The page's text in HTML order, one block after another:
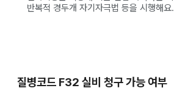
반복적 경두개 자기자극법 등을 시행해요.
질병코드 F32 실비 청구 가능 여부